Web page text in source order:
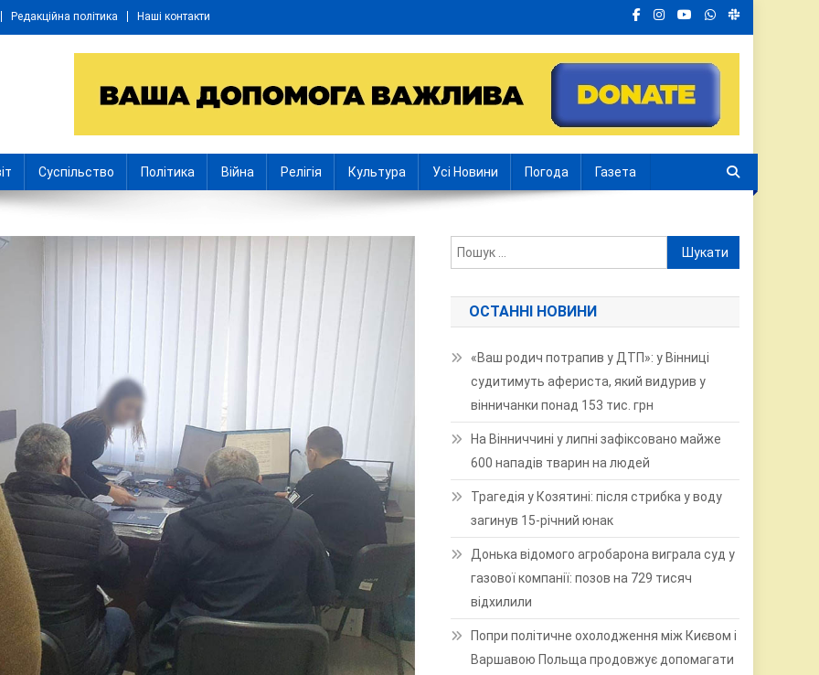
Редакційна політика Наші контакти
Суспільство Політика Війна Релігія Культура Усі Новини Погода Газета
Пошук:
ОСТАННІ НОВИНИ
«Ваш родич потрапив у ДТП»: у Вінниці
судитимуть афериста, який видурив у
вінничанки понад 153 тис. грн
На Вінниччині у липні зафіксовано майже
600 нападів тварин на людей
Трагедія у Козятині: після стрибка у воду
загинув 15-річний юнак
Донька відомого агробарона виграла суд у
газової компанії: позов на 729 тисяч
відхилили
Попри політичне охолодження між Києвом і
Варшавою Польща продовжує допомагати